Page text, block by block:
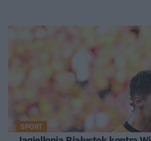
SPORT